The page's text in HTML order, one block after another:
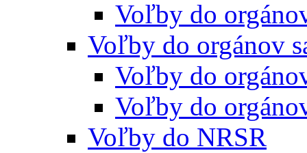
Voľby do
Voľby do orgánov
Voľby do
Voľby do
Voľby do NRSR